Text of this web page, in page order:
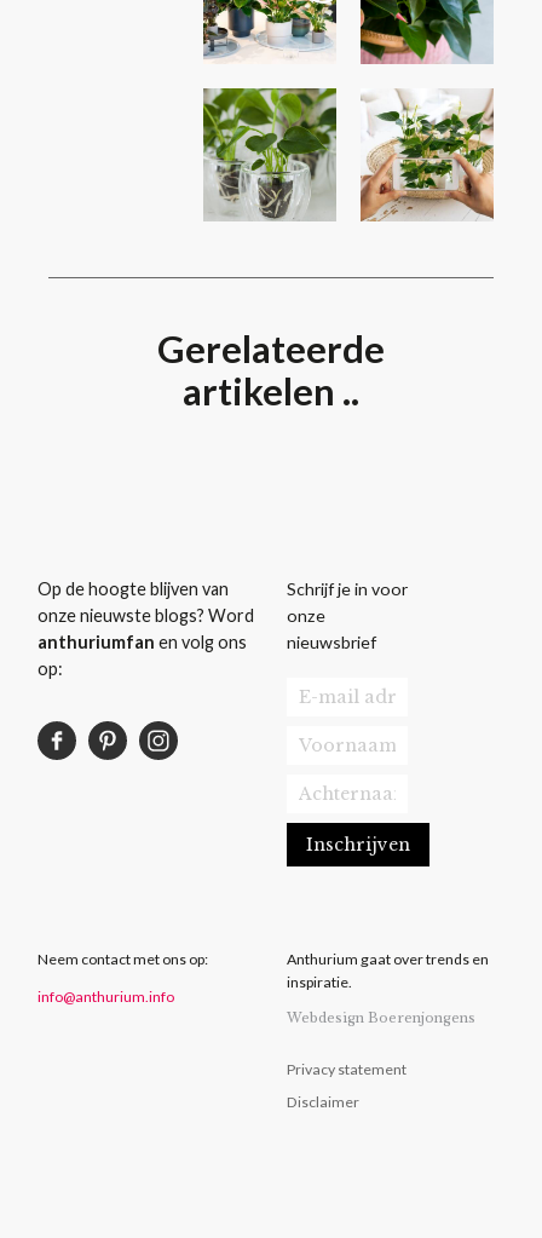
Gerelateerde
artikelen ..
Op de hoogte blijven van
onze nieuwste blogs? Word
anthuriumfan en volg ons
op:
Schrijf je in voor
onze
nieuwsbrief
Neem contact met ons op:
info@anthurium.info
Anthurium gaat over trends en
inspiratie.
Webdesign Boerenjongens
Privacy statement
Disclaimer